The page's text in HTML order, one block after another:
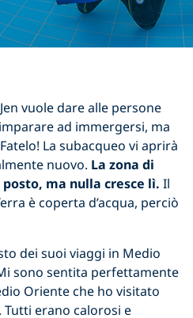
vuole dare alle persone
ad immergersi, ma
La subacqueo vi aprirà
nuovo. La zona di
ma nulla cresce lì. Il
è coperta d’acqua, perciò
dei suoi viaggi in Medio
sono sentita perfettamente
Oriente che ho visitato
Tutti erano calorosi e